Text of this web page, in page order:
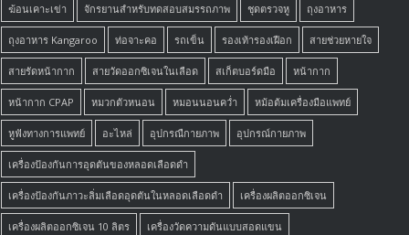
ฆ้อนเคาะเข่า จักรยานสำหรับทดสอบสมรรถภาพ ชุดตรวจหู ถุงอาหาร
ถุงอาหาร Kangaroo ท่อจาะคอ รถเข็น รองเท้ารองเฝือก สายช่วยหายใจ
สายรัดหน้ากาก สายวัดออกซิเจนในเลือด สเก็ตบอร์ดมือ หน้ากาก
หน้ากาก CPAP หมวกตัวหนอน หมอนนอนคว่ำ หม้อต้มเครื่องมือแพทย์
หูฟังทางการแพทย์ อะไหล่ อุปกรณืกายภาพ อุปกรณ์กายภาพ
เครื่องป้องกันการอุดตันของหลอดเลือดดำ
เครื่องป้องกันภาวะลิ่มเลือดอุดตันในหลอดเลือดดำ เครื่องผลิตออกซิเจน
เครื่องผลิตออกซิเจน 10 ลิตร เครื่องวัดความดันแบบสอดแขน